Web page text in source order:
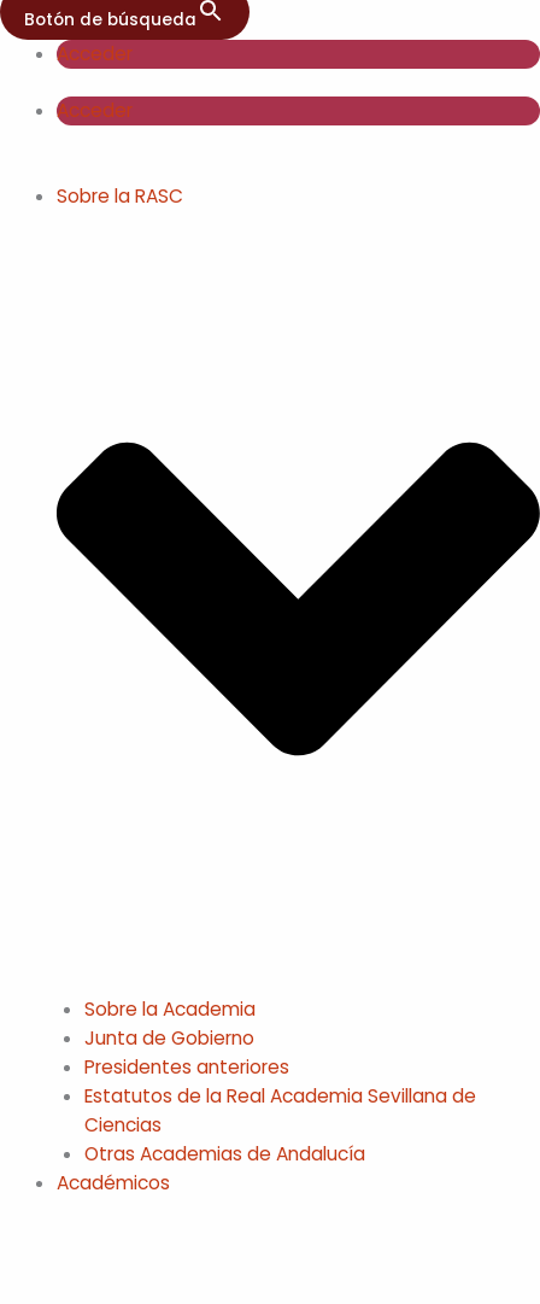
Botón de búsqueda
Acceder
Acceder
Sobre la RASC
Sobre la Academia
Junta de Gobierno
Presidentes anteriores
Estatutos de la Real Academia Sevillana de
Ciencias
Otras Academias de Andalucía
Académicos